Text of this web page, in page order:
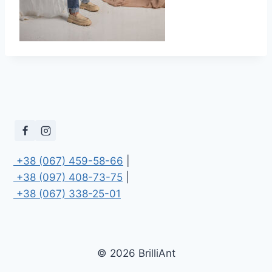
+38 (067) 459-58-66
+38 (097) 408-73-75
+38 (067) 338-25-01
© 2026 BrilliAnt